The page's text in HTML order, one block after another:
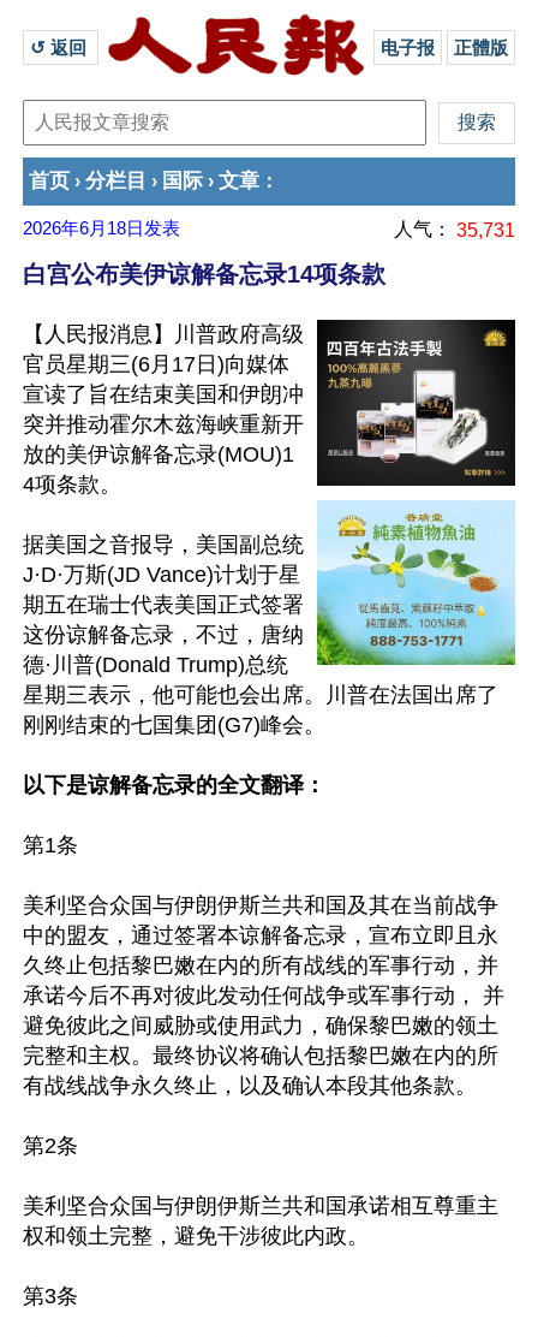
↺ 返回 电子报 正體版
首页 › 分栏目 › 国际 › 文章 ：
2026年6月18日 发表 人气： 35,731
白宫公布美伊谅解备忘录14项条款
【人民报消息】川普政府高级
官员星期三(6月17日)向媒体
宣读了旨在结束美国和伊朗冲
突并推动霍尔木兹海峡重新开
放的美伊谅解备忘录(MOU)1
4项条款。
据美国之音报导，美国副总统
J·D·万斯(JD Vance)计划于星
期五在瑞士代表美国正式签署
这份谅解备忘录，不过，唐纳
德·川普(Donald Trump)总统
星期三表示，他可能也会出席。川普在法国出席了
刚刚结束的七国集团(G7)峰会。
以下是谅解备忘录的全文翻译：
第1条
美利坚合众国与伊朗伊斯兰共和国及其在当前战争
中的盟友，通过签署本谅解备忘录，宣布立即且永
久终止包括黎巴嫩在内的所有战线的军事行动，并
承诺今后不再对彼此发动任何战争或军事行动， 并
避免彼此之间威胁或使用武力，确保黎巴嫩的领土
完整和主权。最终协议将确认包括黎巴嫩在内的所
有战线战争永久终止，以及确认本段其他条款。
第2条
美利坚合众国与伊朗伊斯兰共和国承诺相互尊重主
权和领土完整，避免干涉彼此内政。
第3条